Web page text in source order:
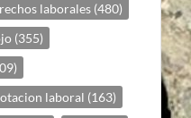
laborales (480)
(355)
laboral (163)